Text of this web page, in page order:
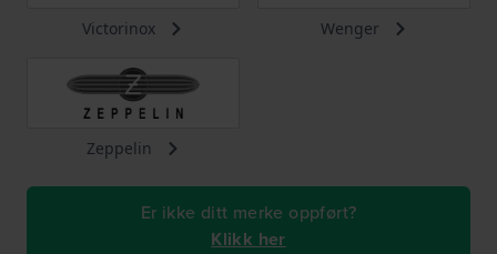
Victorinox Wenger
Zeppelin
Er ikke ditt merke oppført?
Klikk her